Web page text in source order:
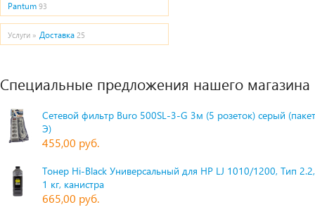
Pantum 93
Услуги » Доставка 25
Специальные предложения нашего магазина
Сетевой фильтр Buro 500SL-3-G 3м (5 розеток) серый
Э)
455,00 руб.
Тонер Hi-Black Универсальный для HP LJ 1010/1200, Тип
1 кг, канистра
665,00 руб.